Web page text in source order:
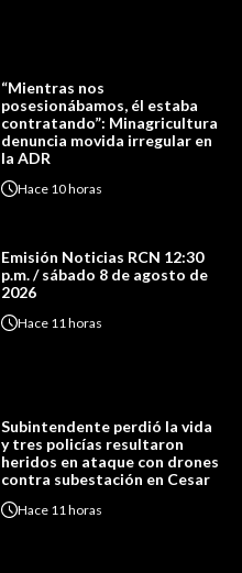
“Mientras nos
posesionábamos, él estaba
contratando”: Minagricultura
denuncia movida irregular en
la ADR
Hace 10 horas
Emisión Noticias RCN 12:30
p.m. / sábado 8 de agosto de
2026
Hace 11 horas
Subintendente perdió la vida
y tres policías resultaron
heridos en ataque con drones
contra subestación en Cesar
Hace 11 horas